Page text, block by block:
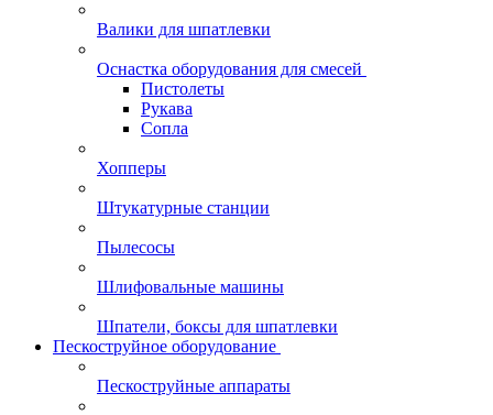
Валики для шпатлевки
Оснастка оборудования для смесей
Пистолеты
Рукава
Сопла
Хопперы
Штукатурные станции
Пылесосы
Шлифовальные машины
Шпатели, боксы для шпатлевки
Пескоструйное оборудование
Пескоструйные аппараты